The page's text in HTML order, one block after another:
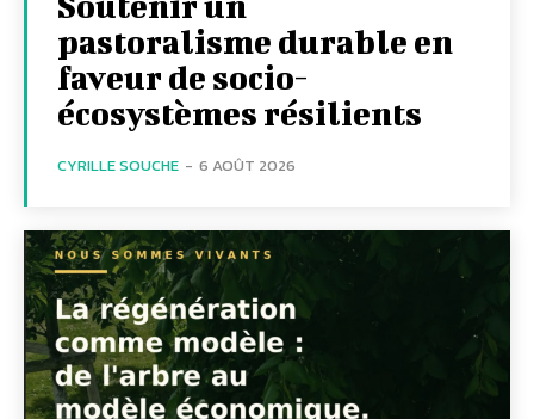
pastoralisme durable en
faveur de socio-
écosystèmes résilients
CYRILLE SOUCHE - 6 AOÛT 2026